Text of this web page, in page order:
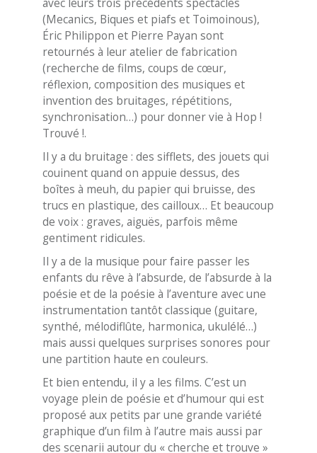
(Mecanics, Biques et piafs et Toimoinous),
Éric Philippon et Pierre Payan sont
retournés à leur atelier de fabrication
(recherche de films, coups de cœur,
réflexion, composition des musiques et
invention des bruitages, répétitions,
synchronisation…) pour donner vie à Hop !
Trouvé !.
Il y a du bruitage : des sifflets, des jouets qui
couinent quand on appuie dessus, des
boîtes à meuh, du papier qui bruisse, des
trucs en plastique, des cailloux… Et beaucoup
de voix : graves, aiguës, parfois même
gentiment ridicules.
Il y a de la musique pour faire passer les
enfants du rêve à l’absurde, de l’absurde à la
poésie et de la poésie à l’aventure avec une
instrumentation tantôt classique (guitare,
synthé, mélodiflûte, harmonica, ukulélé…)
mais aussi quelques surprises sonores pour
une partition haute en couleurs.
Et bien entendu, il y a les films. C’est un
voyage plein de poésie et d’humour qui est
proposé aux petits par une grande variété
graphique d’un film à l’autre mais aussi par
des scenarii autour du « cherche et trouve »